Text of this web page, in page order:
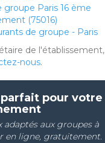
groupe Paris 16 ème
(75016)
de groupe - Paris
de l'établissement,
nous.
pour votre
aux groupes à
en ligne, gratuitement.